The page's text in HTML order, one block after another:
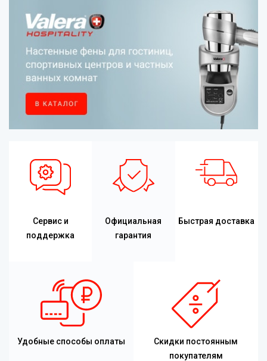
Сервис и
поддержка
Официальная
гарантия
Быстрая доставка
Удобные способы оплаты
Скидки постоянным
покупателям